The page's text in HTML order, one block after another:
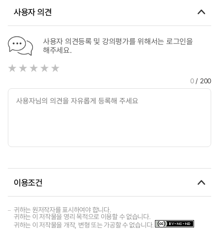
사용자 의견
사용자 의견등록 및 강의평가를 위해서는 로그인을
해주세요.
0/ 200
이용조건
귀하는 원저작자를 표시하여야 합니다.
귀하는 이 저작물을 영리 목적으로 이용할 수 없습니다.
귀하는 이 저작물을 개작, 변형 또는 가공할 수 없습니다.